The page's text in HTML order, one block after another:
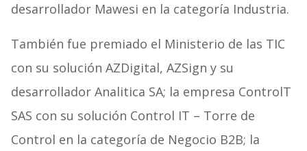
desarrollador Mawesi en la categoría Industria.
También fue premiado el Ministerio de las TIC
con su solución AZDigital, AZSign y su
desarrollador Analitica SA; la empresa ControlT
SAS con su solución Control IT – Torre de
Control en la categoría de Negocio B2B; la